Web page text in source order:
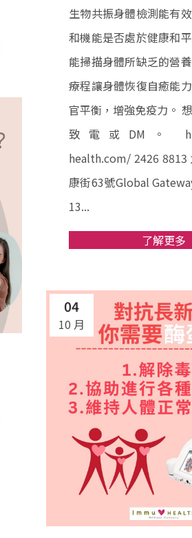
生物共振身體檢測能有
和機能是否處於健康和
能掃描身體所缺乏的營
療程讓身體恢復自癒能
官平衡，增強免疫力。
致電或DM。
health.com/ 2426 8813
康街63號Global
13...
了解更多
04
10 月